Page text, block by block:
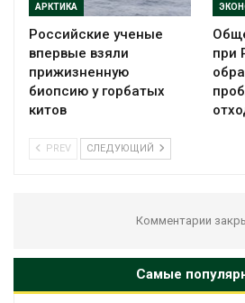
АРКТИКА
Российские ученые
впервые взяли
прижизненную
биопсию у горбатых
китов
при
PREV СЛЕДУЮЩИЙ
Комментарии
Самые